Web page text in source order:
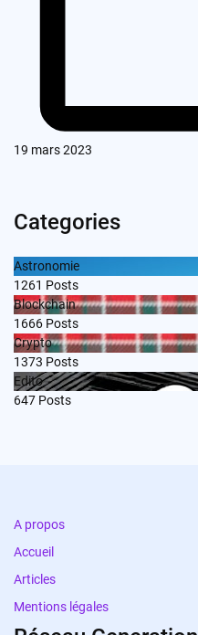
19 mars 2023
Categories
Astronomie
1261 Posts
Blockchain
1666 Posts
Crypto
1373 Posts
Edito
647 Posts
A propos
Accueil
Articles
Mentions légales